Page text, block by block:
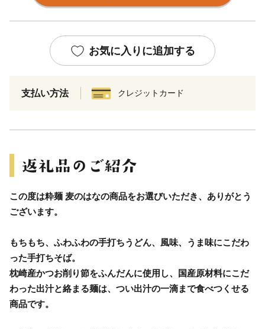
お気に入りに追加する
支払い方法 クレジットカード
この度は粋麺 麦のはなの商品をお選びいただき、ありがとう
ございます。
もちもち、ふわふわの手打ちうどん、風味、うま味にこだわ
った手打ちそば。
枕崎産かつお削り節をふんだんに使用し、国産原材料にこだ
わった出汁と絡まる麺は、つい出汁の一滴まで食べつくせる
商品です。